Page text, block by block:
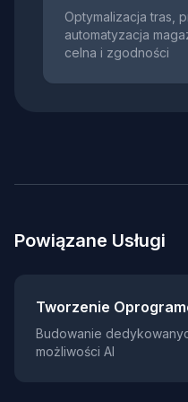
Optymalizacja tras,
automatyzacja
celna i zgodności
Powiązane Usługi
Tworzenie
Budowanie
możliwości AI